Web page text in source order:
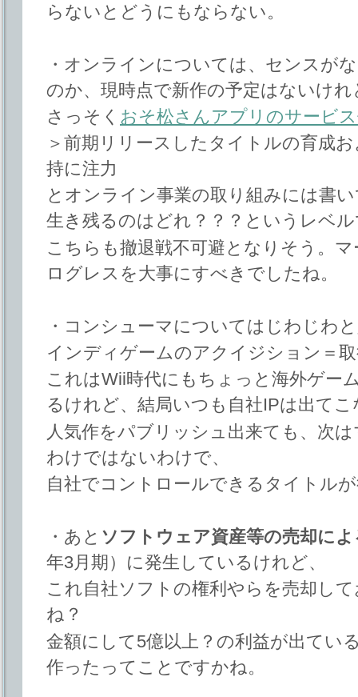
らないとどうにもならない。
・オンラインについては、センスが
のか、現時点で新作の予定はないけれ
さっそく おそ松さんアプリのサービ
＞前期リリースしたタイトルの育成
持に注力
とオンライン事業の取り組みには書
生き残るのはどれ？？？というレベ
こちらも撤退戦不可避となりそう。
ログレスを大事にすべきでしたね。
・コンシューマについてはじわじわ
インディゲームのアクイジション＝
これはWii時代にもちょっと海外ゲー
るけれど、結局いつも自社IPは出て
人気作をパブリッシュ出来ても、次
わけではないわけで、
自社でコントロールできるタイトル
・あと ソフトウェア資産等の売却に
年3月期）に発生しているけれど、
これ自社ソフトの権利やらを売却し
ね？
金額にして5億以上？の利益が出てい
作ったってことですかね。